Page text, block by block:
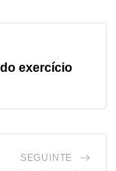
exercício
SEGUINTE